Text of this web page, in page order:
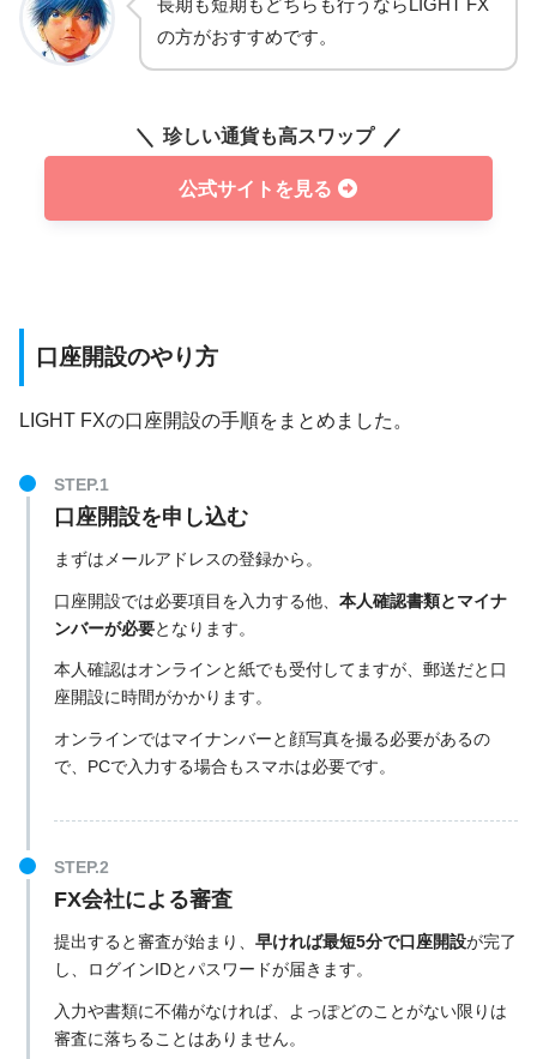
長期も短期もどちらも行うならLIGHT FX
の方がおすすめです。
珍しい通貨も高スワップ
公式サイトを見る
口座開設のやり方
LIGHT FXの口座開設の手順をまとめました。
口座開設を申し込む
まずはメールアドレスの登録から。
口座開設では必要項目を入力する他、 本人確認書類とマイナ
ンバーが必要となります。
本人確認はオンラインと紙でも受付してますが、郵送だと口
座開設に時間がかかります。
オンラインではマイナンバーと顔写真を撮る必要があるの
で、PCで入力する場合もスマホは必要です。
FX会社による審査
提出すると審査が始まり、 早ければ最短5分で口座開設が完了
し、ログインIDとパスワードが届きます。
入力や書類に不備がなければ、よっぽどのことがない限りは
審査に落ちることはありません。